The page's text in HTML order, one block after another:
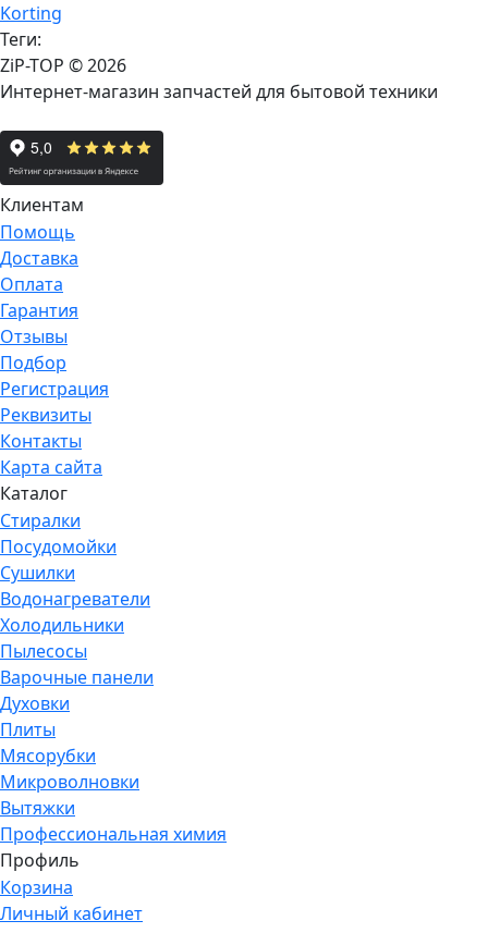
Korting
Теги:
ZiP-TOP © 2026
Интернет-магазин запчастей для бытовой техники
Клиентам
Помощь
Доставка
Оплата
Гарантия
Отзывы
Подбор
Регистрация
Реквизиты
Контакты
Карта сайта
Каталог
Стиралки
Посудомойки
Сушилки
Водонагреватели
Холодильники
Пылесосы
Варочные панели
Духовки
Плиты
Мясорубки
Микроволновки
Вытяжки
Профессиональная химия
Профиль
Корзина
Личный кабинет